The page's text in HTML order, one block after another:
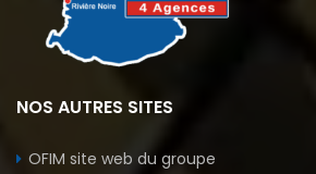
NOS AUTRES SITES
OFIM site web du groupe